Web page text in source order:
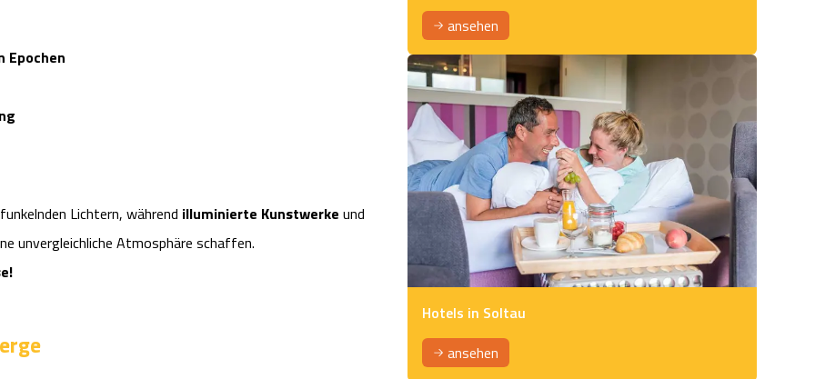
Epochen
Lichtern, während illuminierte Kunstwerke und
unvergleichliche Atmosphäre schaffen.
ansehen
Hotels in Soltau
ansehen